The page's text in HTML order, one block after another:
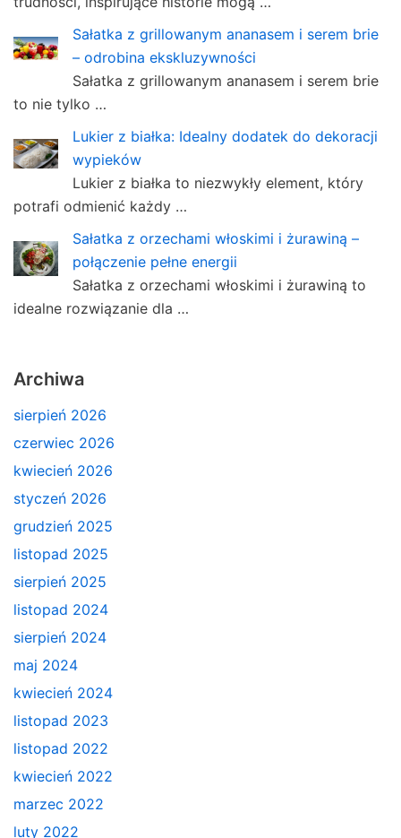
Sałatka z grillowanym ananasem i serem brie
– odrobina ekskluzywności
Sałatka z grillowanym ananasem i serem brie
to nie tylko …
Lukier z białka: Idealny dodatek do dekoracji
wypieków
Lukier z białka to niezwykły element, który
potrafi odmienić każdy …
Sałatka z orzechami włoskimi i żurawiną –
połączenie pełne energii
Sałatka z orzechami włoskimi i żurawiną to
idealne rozwiązanie dla …
Archiwa
sierpień 2026
czerwiec 2026
kwiecień 2026
styczeń 2026
grudzień 2025
listopad 2025
sierpień 2025
listopad 2024
sierpień 2024
maj 2024
kwiecień 2024
listopad 2023
listopad 2022
kwiecień 2022
marzec 2022
luty 2022